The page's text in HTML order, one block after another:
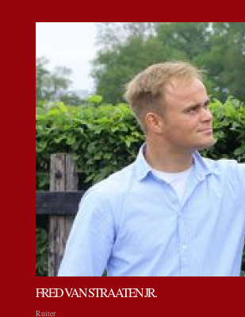
FRED VAN STRAATEN JR.
Ruiter